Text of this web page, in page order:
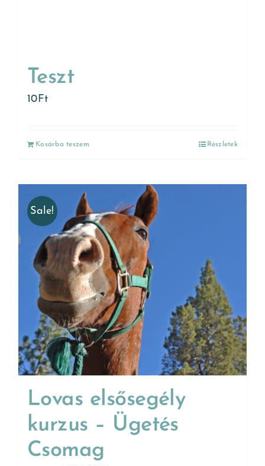
Teszt
10Ft
Kosárba teszem Részletek
Sale!
Lovas elsősegély
kurzus – Ügetés
Csomag